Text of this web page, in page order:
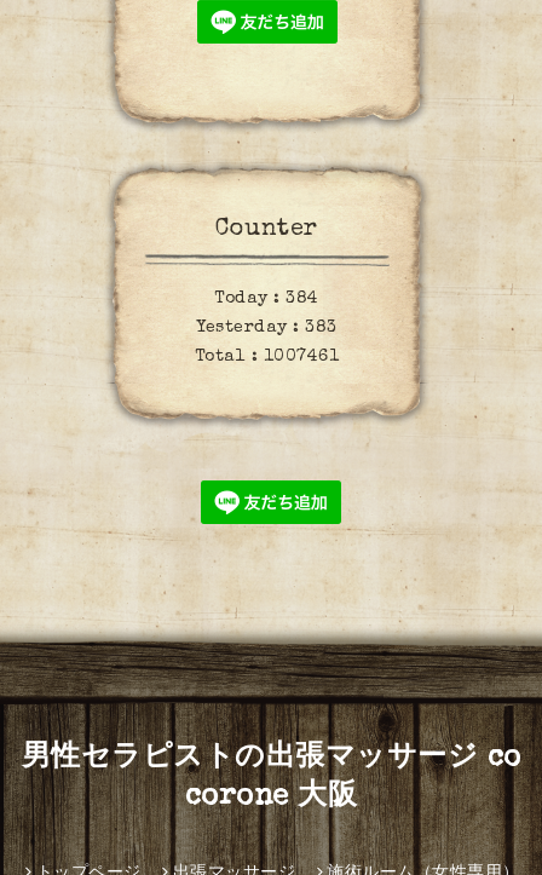
Counter
Today :384
Yesterday :383
Total : 1007461
男性セラピストの出張マッサージ co
corone 大阪